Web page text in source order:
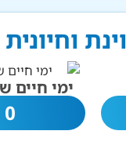
ימי חיים
0